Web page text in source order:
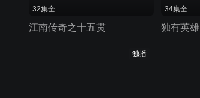
32集全
江南传奇之十五贯
34集全
独有英雄
独播